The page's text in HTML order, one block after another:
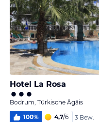
Hotel La Rosa
Bodrum, Türkische Ägäis
100% 4,7/6 3 Bew.